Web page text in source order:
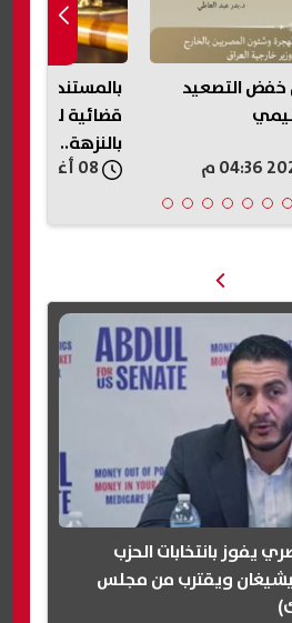
خفض التصعيد
قضائية
بالنزهة..
يفوز بانتخابات الحزب
ويقترب من مجلس